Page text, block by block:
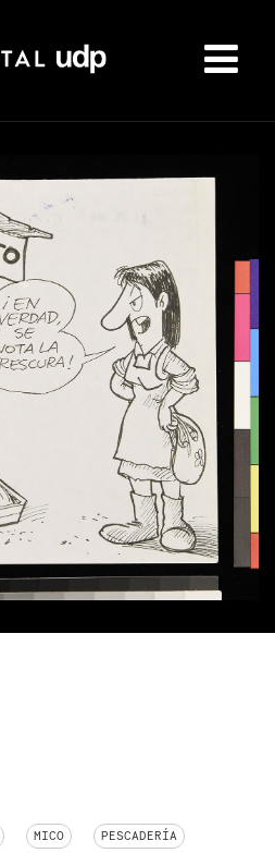
MICO PESCADERÍA